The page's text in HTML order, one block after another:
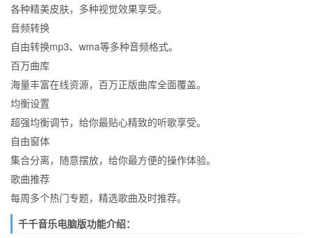
各种精美皮肤，多种视觉效果享受。
音频转换
自由转换mp3、wma等多种音频格式。
百万曲库
海量丰富在线资源，百万正版曲库全面覆盖。
均衡设置
超强均衡调节，给你最贴心精致的听歌享受。
自由窗体
集合分离，随意摆放，给你最方便的操作体验。
歌曲推荐
每周多个热门专题，精选歌曲及时推荐。
千千音乐电脑版功能介绍：